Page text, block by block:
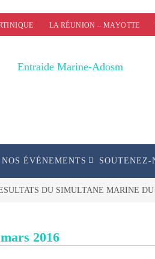
LA RÉUNION – MAYOTTE
NOS ÉVÉNEMENTS SOUTENEZ-
DU SIMULTANE MARINE DU
2016